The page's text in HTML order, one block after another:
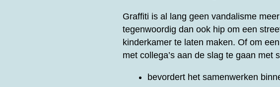
Graffiti is al lang geen vandalisme
tegenwoordig dan ook hip om een
kinderkamer te laten maken. Of om een
met collega’s aan de slag te gaan met
bevordert het samenwerken